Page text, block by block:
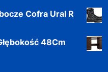
Cofra Ural R
48Cm